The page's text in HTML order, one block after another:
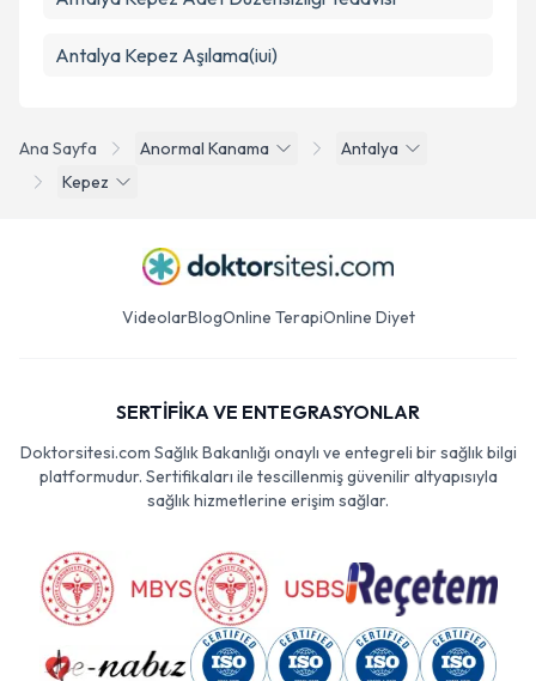
Ana Sayfa Anormal Kanama
Antalya
Kepez
Antalya Kepez Aşılama(iui)
VideolarBlogOnline TerapiOnline Diyet
SERTİFİKA VE ENTEGRASYONLAR
Doktorsitesi.com Sağlık Bakanlığı onaylı ve entegreli bir sağlık bilgi
platformudur. Sertifikaları ile tescillenmiş güvenilir altyapısıyla
sağlık hizmetlerine erişim sağlar.